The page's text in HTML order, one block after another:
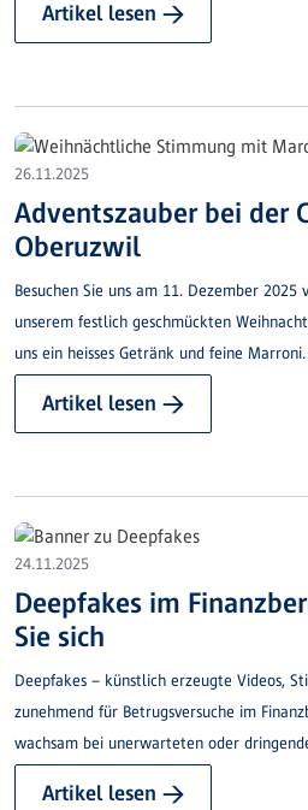
Artikel lesen →
26.11.2025
Adventszauber bei der
Oberuzwil
Besuchen Sie uns am 11. Dezember 2025
unserem festlich geschmückten
uns ein heisses Getränk und feine
Gemeinsam lassen wir das Jahr in
Artikel lesen →
24.11.2025
Deepfakes im
Sie sich
Deepfakes – künstlich erzeugte Videos,
zunehmend für Betrugsversuche im
wachsam bei unerwarteten oder
Artikel lesen →